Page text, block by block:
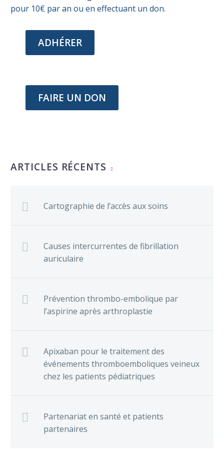
pour 10€ par an ou en effectuant un don.
ADHÉRER
FAIRE UN DON
ARTICLES RÉCENTS
Cartographie de l’accès aux soins
Causes intercurrentes de fibrillation
auriculaire
Prévention thrombo-embolique par
l’aspirine après arthroplastie
Apixaban pour le traitement des
événements thromboemboliques veineux
chez les patients pédiatriques
Partenariat en santé et patients
partenaires